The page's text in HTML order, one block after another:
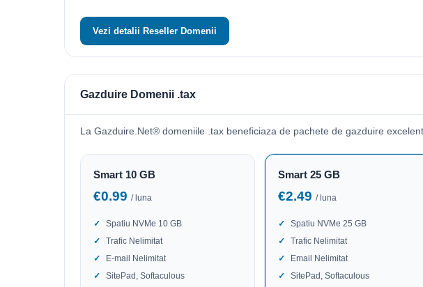
Vezi detalii Reseller Domenii
Gazduire Domenii .tax
La Gazduire.Net® domeniile .tax beneficiaza de pachete de gazduire
Smart 10 GB
€0.99 / luna
Spatiu NVMe 10 GB
Trafic Nelimitat
E-mail Nelimitat
SitePad, Softaculous
Smart 25 GB
€2.49/ luna
Spatiu NVMe 25 GB
Trafic Nelimitat
Email Nelimitat
SitePad, Softaculous